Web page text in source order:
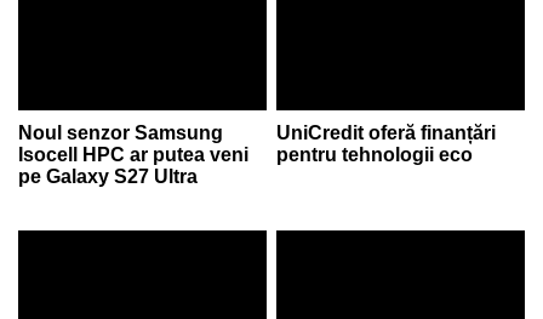
Noul senzor Samsung
Isocell HPC ar putea veni
pe Galaxy S27 Ultra
UniCredit oferă finanțări
pentru tehnologii eco